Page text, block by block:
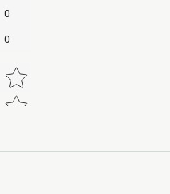
0
0
Star rating